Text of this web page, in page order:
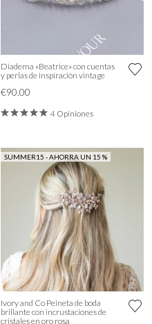
Diadema «Beatrice» con cuentas
y perlas de inspiración vintage
€90.00
4 Opiniones
SUMMER15 - AHORRA UN 15 %
Ivory and Co Peineta de boda
brillante con incrustaciones de
cristales en oro rosa